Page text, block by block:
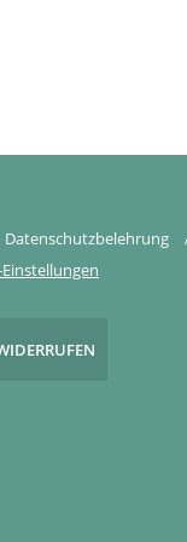
Datenschutzbelehrung